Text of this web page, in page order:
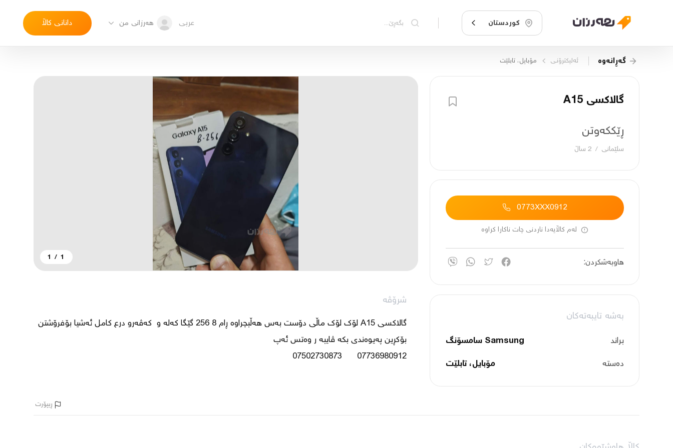
کوردستان عربی هەرزانی من دانانی کاڵا
گەڕانەوە ئەلیکترۆنـی مۆبایل، تابلێت
گالاکسی A15
ڕێککەوتن
سلێمانی / 2 ساڵ
0773XXX0912
لەم کاڵایەدا ناردنی چات ناکارا کراوە
هاوبەشکردن:
بەشە تایبەتەکان
براند
Samsung سامسۆنگ
دەستە
مۆبایل، تابلێت
1
/
1
شرۆڤە
گالاکسی A15 لۆک لۆک ماڵی دۆست بەس هەڵبچراوە ڕام 8 256 گێگا کەلە و  کەڤەرو درع کامل ئەشیا بۆفرۆشتن
07736980912      07502730873
ڕیپۆرت